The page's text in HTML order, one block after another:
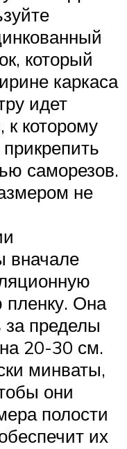
который
каркаса
идет
к которому
саморезов.
не
вначале
Она
за пределы
20-30 см.
минваты,
они
полости
их